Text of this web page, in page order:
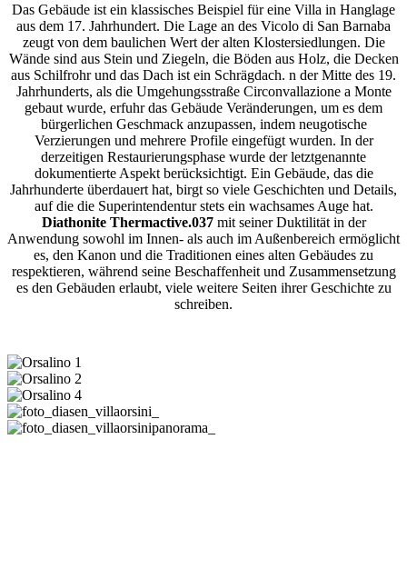
Das Gebäude ist ein klassisches Beispiel für eine Villa in Hanglage
aus dem 17. Jahrhundert. Die Lage an des Vicolo di San Barnaba
zeugt von dem baulichen Wert der alten Klostersiedlungen. Die
Wände sind aus Stein und Ziegeln, die Böden aus Holz, die Decken
aus Schilfrohr und das Dach ist ein Schrägdach. n der Mitte des 19.
Jahrhunderts, als die Umgehungsstraße Circonvallazione a Monte
gebaut wurde, erfuhr das Gebäude Veränderungen, um es dem
bürgerlichen Geschmack anzupassen, indem neugotische
Verzierungen und mehrere Profile eingefügt wurden. In der
derzeitigen Restaurierungsphase wurde der letztgenannte
dokumentierte Aspekt berücksichtigt. Ein Gebäude, das die
Jahrhunderte überdauert hat, birgt so viele Geschichten und Details,
auf die die Superintendentur stets ein wachsames Auge hat.
Diathonite Thermactive.037mit seiner Duktilität in der
Anwendung sowohl im Innen- als auch im Außenbereich ermöglicht
es, den Kanon und die Traditionen eines alten Gebäudes zu
respektieren, während seine Beschaffenheit und Zusammensetzung
es den Gebäuden erlaubt, viele weitere Seiten ihrer Geschichte zu
schreiben.